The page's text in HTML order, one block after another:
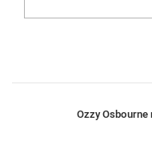
Ozzy